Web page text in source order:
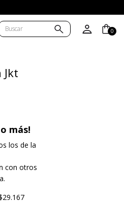
0
Jkt
más!
los de la
con otros